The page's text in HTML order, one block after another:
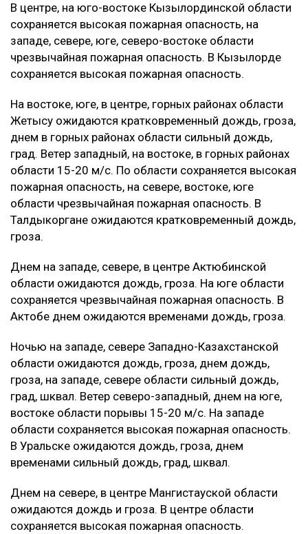
В центре, на юго-востоке Кызылординской области
сохраняется высокая пожарная опасность, на
западе, севере, юге, северо-востоке области
чрезвычайная пожарная опасность. В Кызылорде
сохраняется высокая пожарная опасность.
На востоке, юге, в центре, горных районах области
Жетысу ожидаются кратковременный дождь, гроза,
днем в горных районах области сильный дождь,
град. Ветер западный, на востоке, в горных районах
области 15-20 м/с. По области сохраняется высокая
пожарная опасность, на севере, востоке, юге
области чрезвычайная пожарная опасность. В
Талдыкоргане ожидаются кратковременный дождь,
гроза.
Днем на западе, севере, в центре Актюбинской
области ожидаются дождь, гроза. На юге области
сохраняется чрезвычайная пожарная опасность. В
Актобе днем ожидаются временами дождь, гроза.
Ночью на западе, севере Западно-Казахстанской
области ожидаются дождь, гроза, днем дождь,
гроза, на западе, севере области сильный дождь,
град, шквал. Ветер северо-западный, днем на юге,
востоке области порывы 15-20 м/с. На западе
области сохраняется высокая пожарная опасность.
В Уральске ожидаются дождь, гроза, днем
временами сильный дождь, град, шквал.
Днем на севере, в центре Мангистауской области
ожидаются дождь и гроза. В центре области
сохраняется высокая пожарная опасность.